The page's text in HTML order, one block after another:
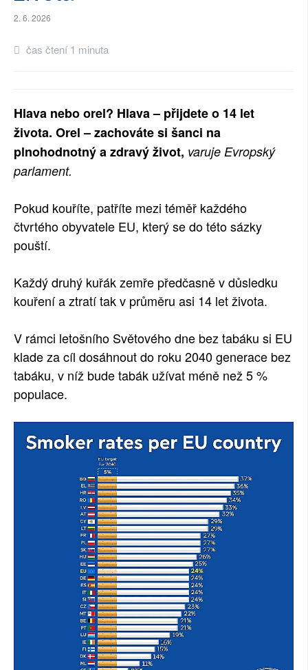
SOCIÁLNÍ SÍTĚ
RUBRIKY
2. 6. 2026
čas čtení 1 minuta
Hlava nebo orel? Hlava – přijdete o 14 let
života. Orel – zachováte si šanci na
plnohodnotný a zdravý život, varuje Evropský
parlament.
Pokud kouříte, patříte mezi téměř každého
čtvrtého obyvatele EU, který se do této sázky
pouští.
Každý druhý kuřák zemře předčasně v důsledku
kouření a ztratí tak v průměru asi 14 let života.
V rámci letošního Světového dne bez tabáku si EU
klade za cíl dosáhnout do roku 2040 generace bez
tabáku, v níž bude tabák užívat méně než 5 %
populace.